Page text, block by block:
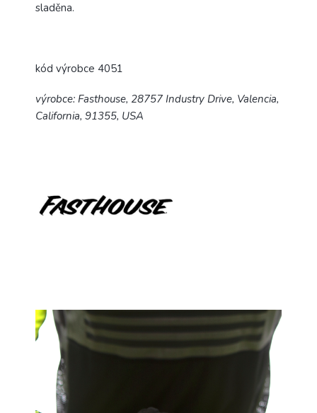
sladěna.
kód výrobce 4051
výrobce: Fasthouse, 28757 Industry Drive, Valencia,
California, 91355, USA